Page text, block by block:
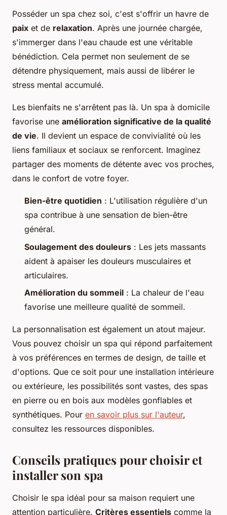
Posséder un spa chez soi, c'est s'offrir un havre de
paix et de relaxation. Après une journée chargée,
s'immerger dans l'eau chaude est une véritable
bénédiction. Cela permet non seulement de se
détendre physiquement, mais aussi de libérer le
stress mental accumulé.
Les bienfaits ne s'arrêtent pas là. Un spa à domicile
favorise une amélioration significative de la qualité
de vie. Il devient un espace de convivialité où les
liens familiaux et sociaux se renforcent. Imaginez
partager des moments de détente avec vos proches,
dans le confort de votre foyer.
Bien-être quotidien : L'utilisation régulière d'un
spa contribue à une sensation de bien-être
général.
Soulagement des douleurs : Les jets massants
aident à apaiser les douleurs musculaires et
articulaires.
Amélioration du sommeil : La chaleur de l'eau
favorise une meilleure qualité de sommeil.
La personnalisation est également un atout majeur.
Vous pouvez choisir un spa qui répond parfaitement
à vos préférences en termes de design, de taille et
d'options. Que ce soit pour une installation intérieure
ou extérieure, les possibilités sont vastes, des spas
en pierre ou en bois aux modèles gonflables et
synthétiques. Pour en savoir plus sur l'auteur,
consultez les ressources disponibles.
Conseils pratiques pour choisir et
installer son spa
Choisir le spa idéal pour sa maison requiert une
attention particulière. Critères essentiels comme la